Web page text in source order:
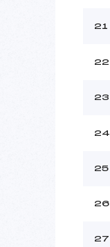
21
22
23
24
25
26
27